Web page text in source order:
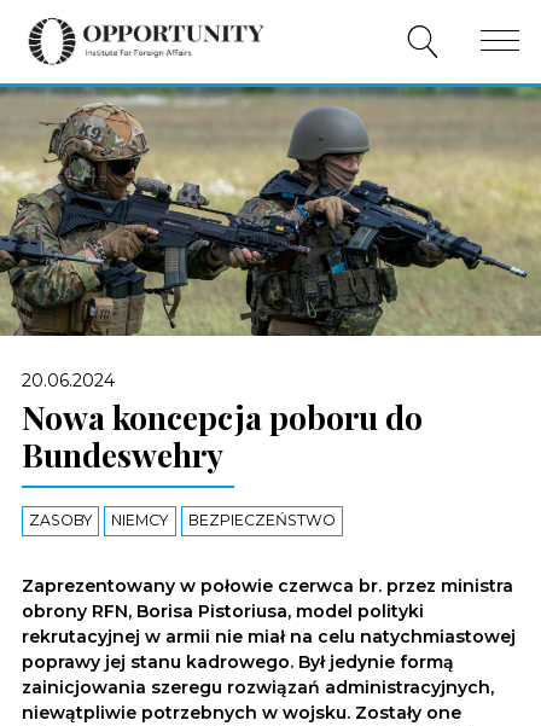
O NAS
PUBLIKACJE
WYDARZENIA
WSPÓŁPRACA
PL
20.06.2024
Nowa koncepcja poboru do
Bundeswehry
ZASOBY NIEMCY BEZPIECZEŃSTWO
Zaprezentowany w połowie czerwca br. przez ministra
obrony RFN, Borisa Pistoriusa, model polityki
rekrutacyjnej w armii nie miał na celu natychmiastowej
poprawy jej stanu kadrowego. Był jedynie formą
zainicjowania szeregu rozwiązań administracyjnych,
niewątpliwie potrzebnych w wojsku. Zostały one